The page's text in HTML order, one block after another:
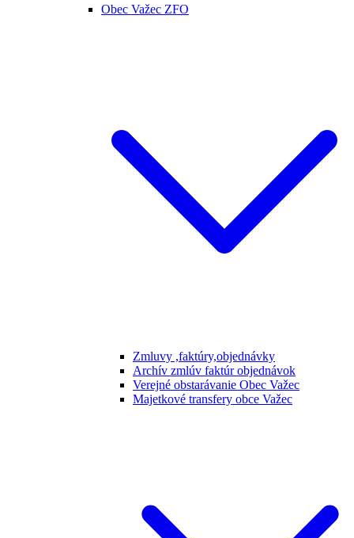
Obec Važec ZFO
Zmluvy ,faktúry,objednávky
Archív zmlúv faktúr objednávok
Verejné obstarávanie Obec Važec
Majetkové transfery obce Važec